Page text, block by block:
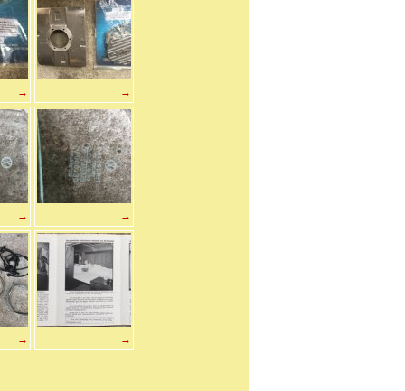
→ →
→ →
→ →